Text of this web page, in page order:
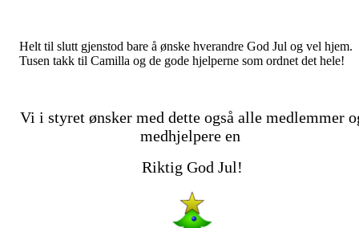
Helt til slutt gjenstod bare å ønske hverandre God Jul og vel hjem.
Tusen takk til Camilla og de gode hjelperne som ordnet det hele!
Vi i styret ønsker med dette også alle medlemmer
medhjelpere en
Riktig God Jul!